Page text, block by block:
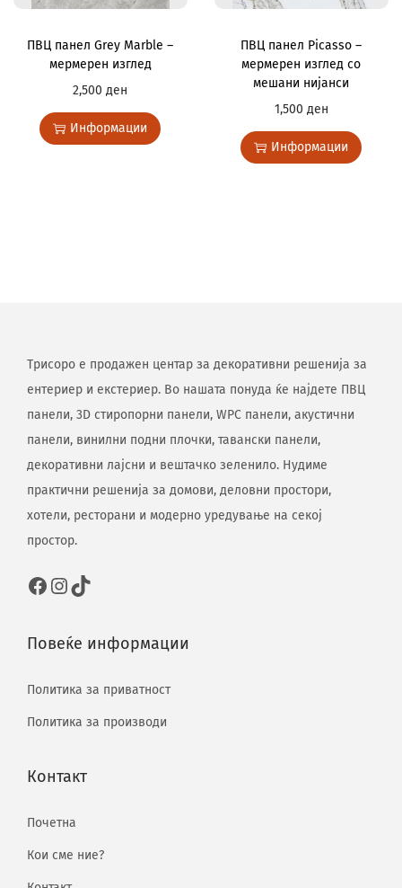
ПВЦ панел Grey Marble –
мермерен изглед
2,500ден
Информации
ПВЦ панел Picasso –
мермерен изглед со
мешани нијанси
1,500 ден
Информации
Трисоро е продажен центар за декоративни решенија за
ентериер и екстериер. Во нашата понуда ќе најдете ПВЦ
панели, 3D стиропорни панели, WPC панели, акустични
панели, винилни подни плочки, тавански панели,
декоративни лајсни и вештачко зеленило. Нудиме
практични решенија за домови, деловни простори,
хотели, ресторани и модерно уредување на секој
простор.
Повеќе информации
Политика за приватност
Политика за производи
Контакт
Почетна
Кои сме ние?